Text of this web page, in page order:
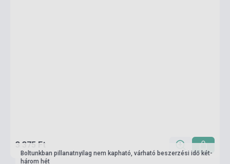
3 375 Ft
Boltunkban pillanatnyilag nem kapható, várható beszerzési idő két-
három hét